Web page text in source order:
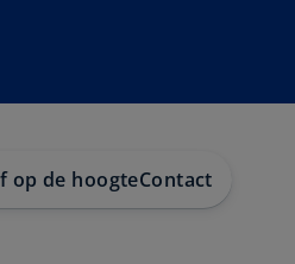
op de hoogteContact